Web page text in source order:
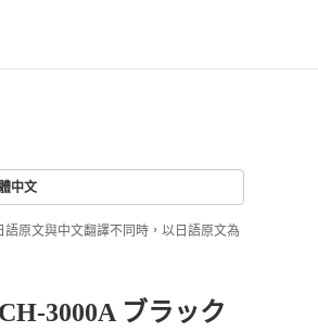
中文
原文與中文翻譯不同時，以日語原文為
3000A ブラック